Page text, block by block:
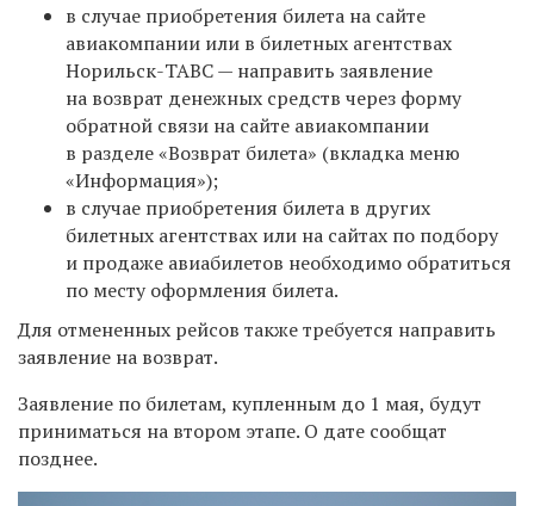
в случае приобретения билета на сайте
авиакомпании или в билетных агентствах
Норильск-ТАВС — направить заявление
на возврат денежных средств через форму
обратной связи на сайте авиакомпании
в разделе «Возврат билета» (вкладка меню
«Информация»);
в случае приобретения билета в других
билетных агентствах или на сайтах по подбору
и продаже авиабилетов необходимо обратиться
по месту оформления билета.
Для отмененных рейсов также требуется направить
заявление на возврат.
Заявление по билетам, купленным до 1 мая, будут
приниматься на втором этапе. О дате сообщат
позднее.